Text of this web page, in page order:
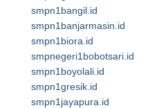
smpn1bangil.id
smpn1banjarmasin.id
smpn1biora.id
smpnegeri1bobotsari.id
smpn1boyolali.id
smpn1gresik.id
smpn1jayapura.id